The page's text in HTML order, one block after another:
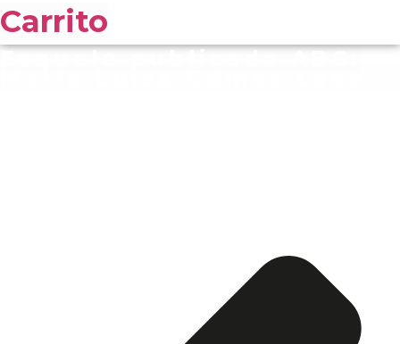
Carrito